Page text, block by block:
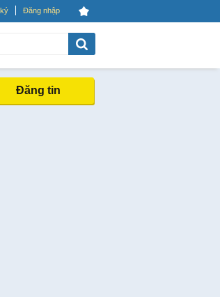
Đăng nhập
Đăng tin